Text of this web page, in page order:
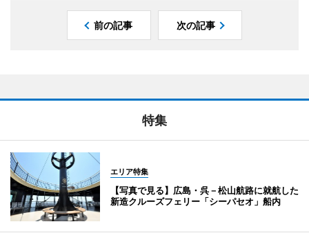
前の記事 次の記事
特集
エリア特集
【写真で見る】広島・呉－松山航路に就航した
新造クルーズフェリー「シーパセオ」船内